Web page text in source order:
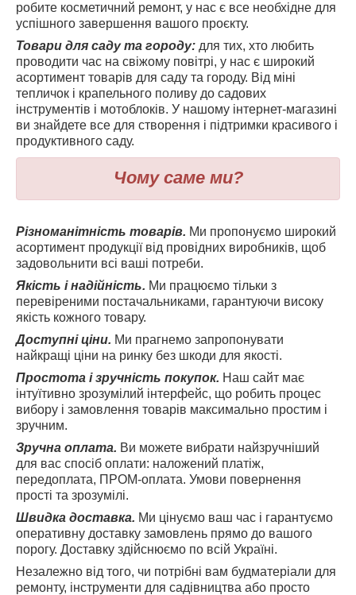
робите косметичний ремонт, у нас є все необхідне для
успішного завершення вашого проєкту.
Товари для саду та городу: для тих, хто любить
проводити час на свіжому повітрі, у нас є широкий
асортимент товарів для саду та городу. Від міні
тепличок і крапельного поливу до садових
інструментів і мотоблоків. У нашому інтернет-магазині
ви знайдете все для створення і підтримки красивого і
продуктивного саду.
Чому саме ми?
Різноманітність товарів. Ми пропонуємо широкий
асортимент продукції від провідних виробників, щоб
задовольнити всі ваші потреби.
Якість і надійність. Ми працюємо тільки з
перевіреними постачальниками, гарантуючи високу
якість кожного товару.
Доступні ціни. Ми прагнемо запропонувати
найкращі ціни на ринку без шкоди для якості.
Простота і зручність покупок. Наш сайт має
інтуїтивно зрозумілий інтерфейс, що робить процес
вибору і замовлення товарів максимально простим і
зручним.
Зручна оплата. Ви можете вибрати найзручніший
для вас спосіб оплати: наложений платіж,
передоплата, ПРОМ-оплата. Умови повернення
прості та зрозумілі.
Швидка доставка. Ми цінуємо ваш час і гарантуємо
оперативну доставку замовлень прямо до вашого
порогу. Доставку здійснюємо по всій Україні.
Незалежно від того, чи потрібні вам будматеріали для
ремонту, інструменти для садівництва або просто